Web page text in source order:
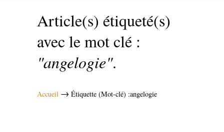
Article(s) étiqueté(s)
avec le mot clé :
"angelogie".
Accueil → Étiquette (Mot-clé) :angelogie